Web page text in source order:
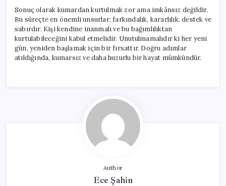
Sonuç olarak kumardan kurtulmak zor ama imkânsız değildir.
Bu süreçte en önemli unsurlar; farkındalık, kararlılık, destek ve
sabırdır. Kişi kendine inanmalı ve bu bağımlılıktan
kurtulabileceğini kabul etmelidir. Unutulmamalıdır ki her yeni
gün, yeniden başlamak için bir fırsattır. Doğru adımlar
atıldığında, kumarsız ve daha huzurlu bir hayat mümkündür.
Author
Ece Şahin